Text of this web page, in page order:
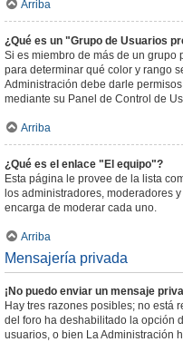
Arriba
¿Qué es un "Grupo de Usuarios
Si es miembro de más de un grupo
para determinar qué color y rango
Administración debe darle
mediante su Panel de Control de
Arriba
¿Qué es el enlace "El equipo"?
Esta página le provee de la lista
los administradores, moderadores
encarga de moderar cada uno.
Arriba
Mensajería privada
¡No puedo enviar un mensaje
Hay tres razones posibles; no está
del foro ha deshabilitado la opción
usuarios, o bien La Administración